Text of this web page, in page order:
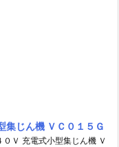
集じん機 ＶＣ０１５Ｇ
０Ｖ 充電式小型集じん機 Ｖ